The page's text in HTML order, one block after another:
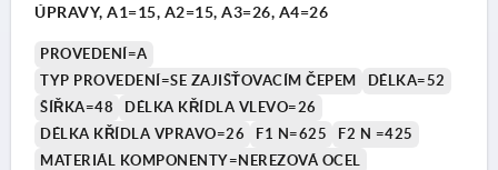
ÚPRAVY, A1=15, A2=15, A3=26, A4=26
PROVEDENÍ=A
TYP PROVEDENÍ=SE ZAJIŠŤOVACÍM ČEPEM
DÉLKA=52
ŠÍŘKA=48
DÉLKA KŘÍDLA VLEVO=26
DÉLKA KŘÍDLA VPRAVO=26
F1 N=625
F2 N =425
MATERIÁL KOMPONENTY=NEREZOVÁ OCEL